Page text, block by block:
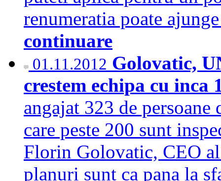
renumeratia poate
continuare
01.11.2012 Golovatic,
crestem echipa cu inca
angajat 323 de
care peste 200 sunt
Florin Golovatic, CEO
planuri sunt ca pana la